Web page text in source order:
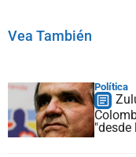
Vea También
Política
"desde